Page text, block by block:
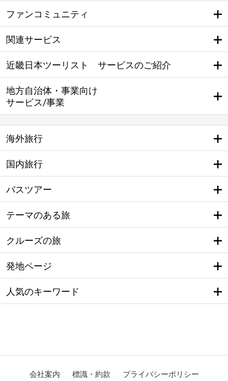
ファンコミュニティ
関連サービス
近畿日本ツーリスト サービスのご紹介
地方自治体・事業向け
サービス/事業
海外旅行
国内旅行
バスツアー
テーマのある旅
クルーズの旅
発地ページ
人気のキーワード
会社案内 標識・約款 プライバシーポリシー